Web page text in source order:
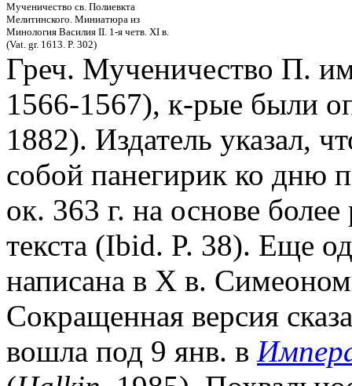
Мученичество св. Полиевкта
Мелитинского. Миниатюра из
Минология Василия II. 1-я четв. XI в.
(Vat. gr. 1613. P. 302)
Греч. Мученичество П.
1566-1567), к-рые были
1882). Издатель указал,
собой панегирик ко дню
ок. 363 г. на основе
текста (Ibid. P. 38). Еще
написана в X в.
Сокращенная версия
вошла под 9 янв. в